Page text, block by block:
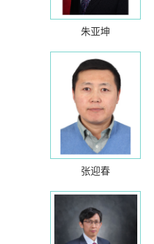
朱亚坤
张迎春